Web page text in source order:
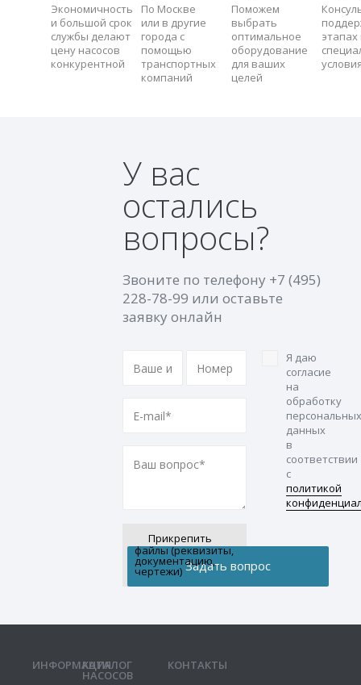
Экономичность
и большой срок
службы делают
цену насосов
конкурентной
По Москве
или в другие
города с
помощью
транспортных
компаний
Поможем
выбрать
оптимальное
оборудование
для ваших
целей
этапах
У вас
остались
вопросы?
Звоните по телефону +7 (495)
228-78-99 или оставьте
заявку онлайн
Прикрепить
файлы (реквизиты,
документацию,
чертежи)
Я даю
согласие
на
обработку
персональных
данных
в
соответствии
с
политикой
КОНТАКТЫ
ИНФОРМАЦИЯ
КАТАЛОГ
НАСОСОВ